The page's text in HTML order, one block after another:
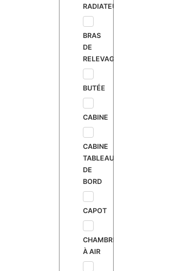
RADIATEUR
BRAS
DE
RELEVAGE
BUTÉE
CABINE
CABINE
TABLEAU
DE
BORD
CAPOT
CHAMBRE
À AIR